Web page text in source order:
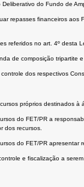
do Fundo de
repasses financeiros
referidos no art. 4º desta
de composição
dos respectivos
próprios destinados
do FET/PR a
dos recursos.
do FET/PR
e fiscalização a